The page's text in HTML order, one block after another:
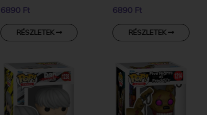
GROMMLOC
KARAKTER
6890 Ft
RÉSZLETEK
KARAKTER
6890 Ft
RÉSZLETEK